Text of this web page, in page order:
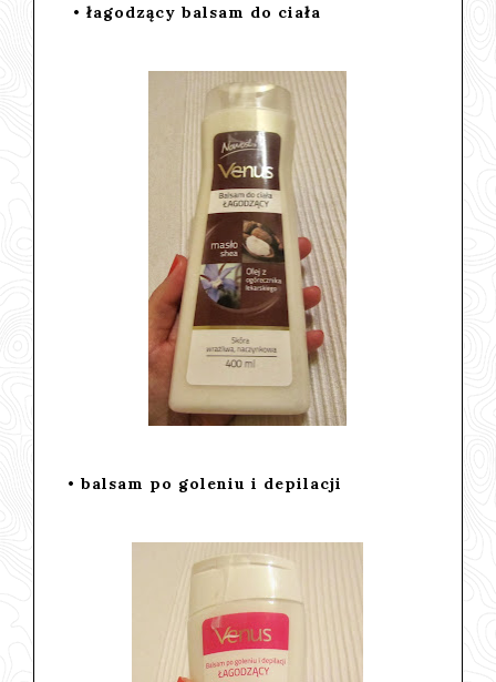
• łagodzący balsam do ciała
• balsam po goleniu i depilacji